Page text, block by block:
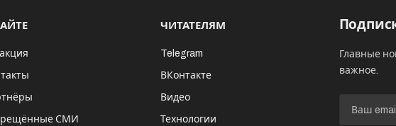
СМИ
ЧИТАТЕЛЯМ
Telegram
ВКонтакте
Видео
Технологии
Главные
важное.